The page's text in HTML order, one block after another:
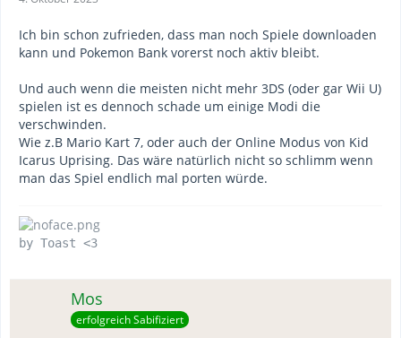
Ich bin schon zufrieden, dass man noch Spiele downloaden
kann und Pokemon Bank vorerst noch aktiv bleibt.
Und auch wenn die meisten nicht mehr 3DS (oder gar Wii U)
spielen ist es dennoch schade um einige Modi die
verschwinden.
Wie z.B Mario Kart 7, oder auch der Online Modus von Kid
Icarus Uprising. Das wäre natürlich nicht so schlimm wenn
man das Spiel endlich mal porten würde.
by Toast <3
Mos
erfolgreich Sabifiziert